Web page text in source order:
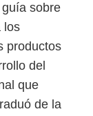
sobre
los
productos
del
que
de la